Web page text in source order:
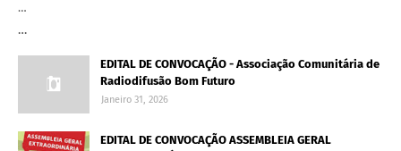
…
…
EDITAL DE CONVOCAÇÃO - Associação Comunitária de
Radiodifusão Bom Futuro
Janeiro 31, 2026
EDITAL DE CONVOCAÇÃO ASSEMBLEIA GERAL